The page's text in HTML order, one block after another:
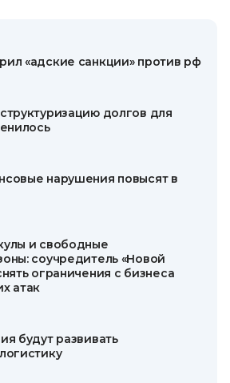
«адские санкции» против рф
долгов для
нарушения повысят в
и свободные
соучредитель «Новой
ограничения с бизнеса
атак
будут развивать